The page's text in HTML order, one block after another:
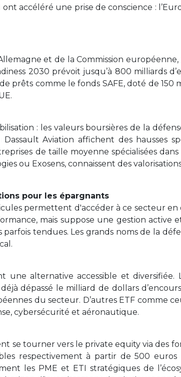
accéléré une prise de conscience :
et de la Commission
2030 prévoit jusqu’à 800 milliards
prêts comme le fonds SAFE, doté de
: les valeurs boursières de la
Aviation affichent des hausses
de taille moyenne spécialisées
ou Exosens, connaissent des
pour les épargnants
permettent d'accéder à ce secteur en
mais suppose une gestion active
tendues. Les grands noms de la
une alternative accessible et diversifiée.
dépassé le milliard de dollars
du secteur. D’autres ETF comme
cybersécurité et aéronautique.
se tourner vers le private equity via des
respectivement à partir de 500
les PME et ETI stratégiques de